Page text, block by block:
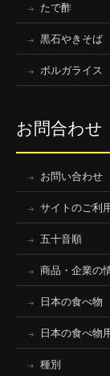
たで酢
黒石やきそば
ボルガライス
お問合わせ
お問い合わせ
サイトのご利
五十音順
商品・企業の
日本の食べ
日本の食べ物
種別